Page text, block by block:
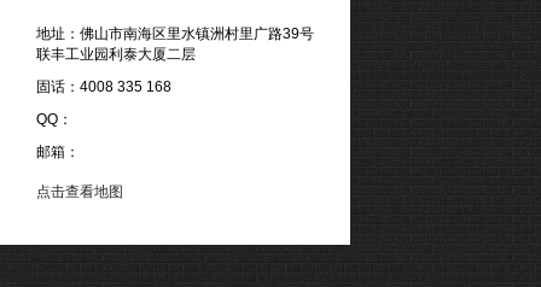
地址：佛山市南海区里水镇洲村里广路39号
联丰工业园利泰大厦二层
固话：4008 335 168
QQ：
邮箱：
点击查看地图